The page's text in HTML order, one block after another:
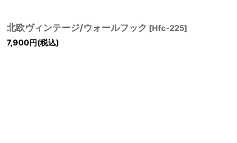
北欧ヴィンテージ/ウォールフック [Hfc-225]
7,900円(税込)